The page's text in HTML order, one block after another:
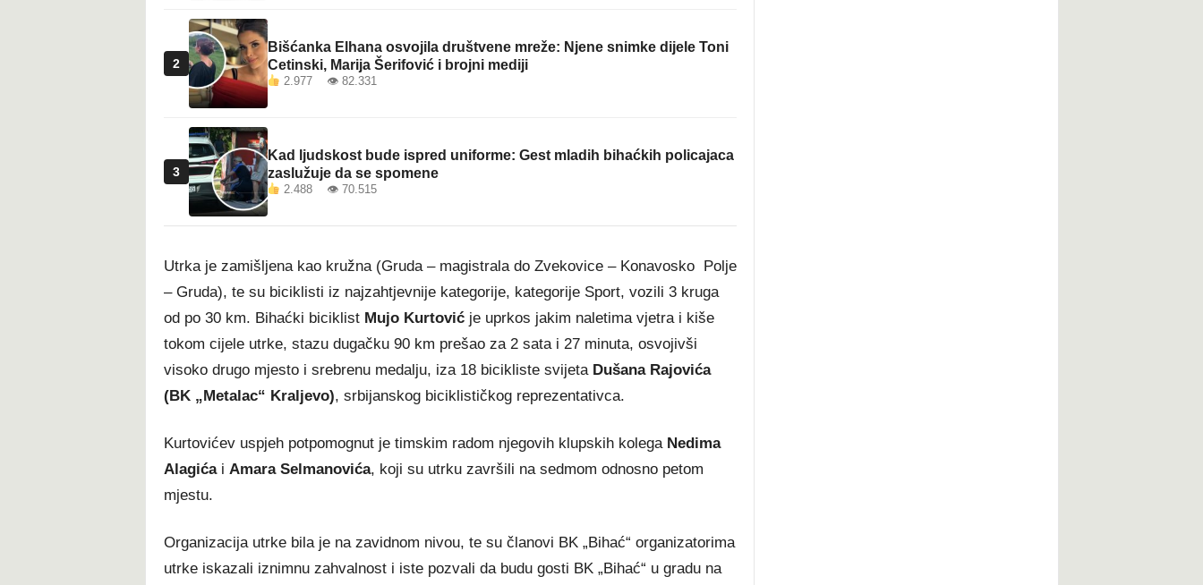
2
Bišćanka Elhana osvojila društvene mreže: Njene snimke dijele Toni
Cetinski, Marija Šerifović i brojni mediji
2.977 👁 82.331
3
Kad ljudskost bude ispred uniforme: Gest mladih bihaćkih policajaca
zaslužuje da se spomene
2.488 👁 70.515
Utrka je zamišljena kao kružna (Gruda – magistrala do Zvekovice – Konavosko Polje
– Gruda), te su biciklisti iz najzahtjevnije kategorije, kategorije Sport, vozili 3 kruga
od po 30 km. Bihaćki biciklist Mujo Kurtovićje uprkos jakim naletima vjetra i kiše
tokom cijele utrke, stazu dugačku 90 km prešao za 2 sata i 27 minuta, osvojivši
visoko drugo mjesto i srebrenu medalju, iza 18 bicikliste svijeta Dušana Rajovića
(BK „Metalac“ Kraljevo), srbijanskog biciklističkog reprezentativca.
Kurtovićev uspjeh potpomognut je timskim radom njegovih klupskih kolega Nedima
Alagićai Amara Selmanovića, koji su utrku završili na sedmom odnosno petom
mjestu.
Organizacija utrke bila je na zavidnom nivou, te su članovi BK „Bihać“ organizatorima
utrke iskazali iznimnu zahvalnost i iste pozvali da budu gosti BK „Bihać“ u gradu na